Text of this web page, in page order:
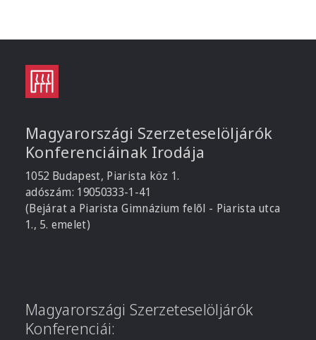
Magyarországi Szerzeteselöljárók
Konferenciáinak Irodája
1052 Budapest, Piarista köz 1.
adószám: 19050333-1-41
(Bejárat a Piarista Gimnázium felől - Piarista utca
1., 5. emelet)
Magyarországi Szerzeteselöljárók
Konferenciái: